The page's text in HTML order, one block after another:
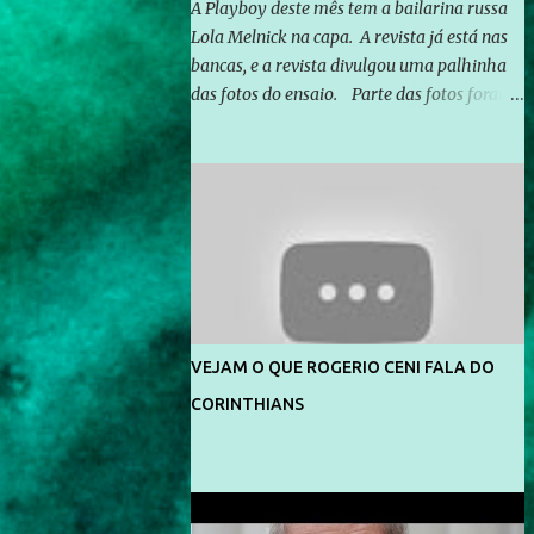
A Playboy deste mês tem a bailarina russa
Lola Melnick na capa. A revista já está nas
bancas, e a revista divulgou uma palhinha
das fotos do ensaio. Parte das fotos foram
divulga capa e primeiras fotos de Lola
Melnick - @aredacao
VEJAM O QUE ROGERIO CENI FALA DO
CORINTHIANS